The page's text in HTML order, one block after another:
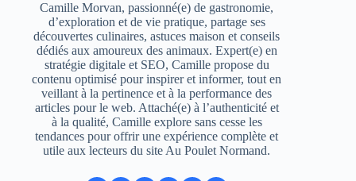
Camille Morvan, passionné(e) de gastronomie,
d’exploration et de vie pratique, partage ses
découvertes culinaires, astuces maison et conseils
dédiés aux amoureux des animaux. Expert(e) en
stratégie digitale et SEO, Camille propose du
contenu optimisé pour inspirer et informer, tout en
veillant à la pertinence et à la performance des
articles pour le web. Attaché(e) à l’authenticité et
à la qualité, Camille explore sans cesse les
tendances pour offrir une expérience complète et
utile aux lecteurs du site Au Poulet Normand.